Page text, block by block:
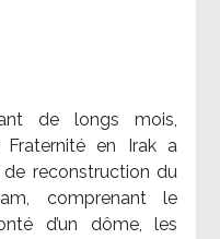
de longs mois,
Fraternité en Irak a
reconstruction du
comprenant le
d’un dôme, les